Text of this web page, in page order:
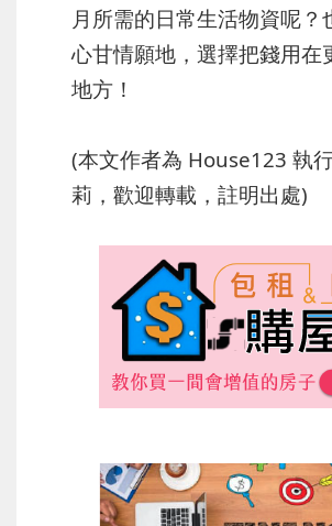
月所需的日常生活物資呢？
心甘情願地，選擇把錢用在
地方！
(本文作者為 House123 執
莉，歡迎轉載，註明出處)